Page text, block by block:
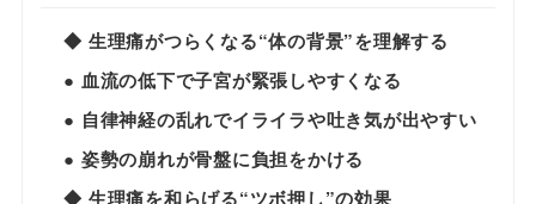
◆ 生理痛がつらくなる“体の背景”を理解する
● 血流の低下で子宮が緊張しやすくなる
● 自律神経の乱れでイライラや吐き気が出やすい
● 姿勢の崩れが骨盤に負担をかける
◆ 生理痛を和らげる“ツボ押し”の効果